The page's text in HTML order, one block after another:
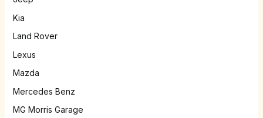
Kia
Land Rover
Lexus
Mazda
Mercedes Benz
MG Morris Garage